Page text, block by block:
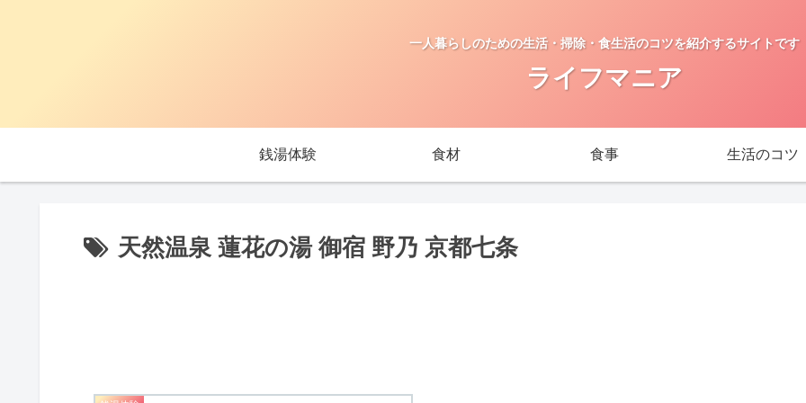
一人暮らしのための生活・掃除・食生活のコツを紹介するサイトです
ライフマニア
銭湯体験 食材 食事 生活のコツ
天然温泉 蓮花の湯 御宿 野乃 京都七条